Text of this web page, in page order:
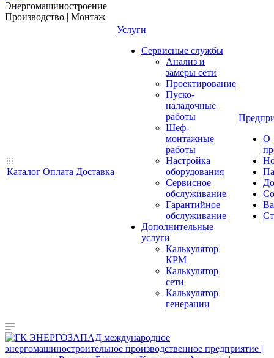
Энергомашиностроение
Производство | Монтаж
Каталог Оплата Доставка
Услуги
Сервисные службы
Анализ и
замеры сети
Проектирование
Пуско-
наладочные
работы
Шеф-
монтажные
работы
Настройка
оборудования
Сервисное
обслуживание
Гарантийное
обслуживание
Дополнительные
услуги
Калькулятор
КРМ
Калькулятор
сети
Калькулятор
генерации
О